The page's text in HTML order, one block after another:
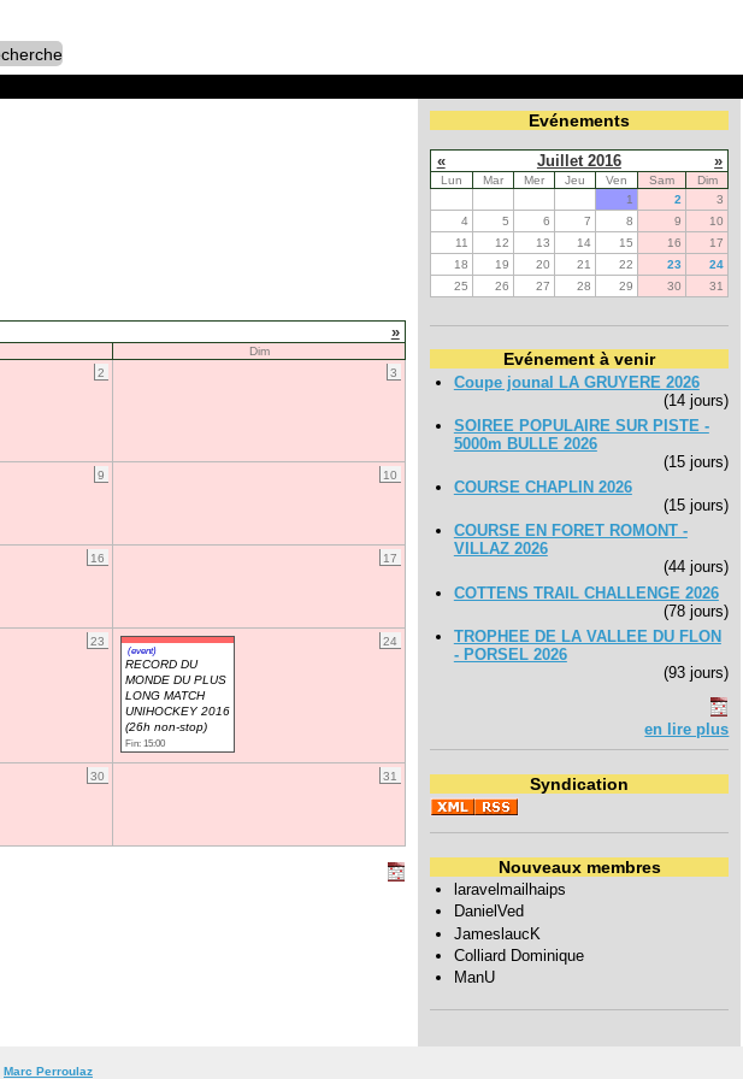
»
Dim
2 3
9 10
16 17
23 24
(event)
RECORD DU
MONDE DU PLUS
LONG MATCH
UNIHOCKEY 2016
(26h non-stop)
Fin: 15:00
30 31
Evénements
« Juillet 2016 »
Lun Mar Mer Jeu Ven Sam
Dim
1
2
3
4
5 6 7 8 9
10
11
12 13 14 15 16
17
18
19 20 21 22 23
24
25
26 27 28 29 30 31
Evénement à venir
Coupe jounal LA GRUYERE 2026
(14 jours)
SOIREE POPULAIRE SUR PISTE -
5000m BULLE 2026
(15 jours)
COURSE CHAPLIN 2026
(15 jours)
COURSE EN FORET ROMONT -
VILLAZ 2026
(44 jours)
COTTENS TRAIL CHALLENGE 2026
(78 jours)
TROPHEE DE LA VALLEE DU FLON
- PORSEL 2026
(93 jours)
en lire plus
Syndication
Nouveaux membres
laravelmailhaips
DanielVed
JameslaucK
Colliard Dominique
ManU
Marc Perroulaz